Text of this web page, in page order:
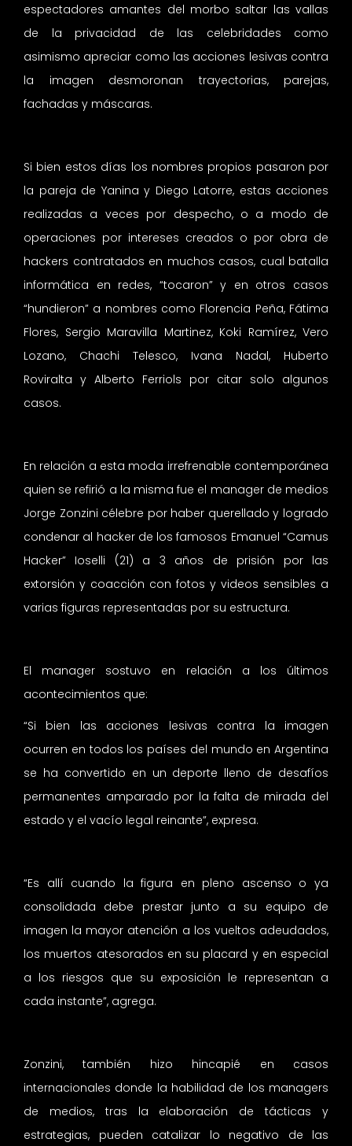
espectadores amantes del morbo saltar las vallas
de la privacidad de las celebridades como
asimismo apreciar como las acciones lesivas contra
la imagen desmoronan trayectorias, parejas,
fachadas y máscaras.
Si bien estos días los nombres propios pasaron por
la pareja de Yanina y Diego Latorre, estas acciones
realizadas a veces por despecho, o a modo de
operaciones por intereses creados o por obra de
hackers contratados en muchos casos, cual batalla
informática en redes, “tocaron” y en otros casos
“hundieron” a nombres como Florencia Peña, Fátima
Flores, Sergio Maravilla Martinez, Koki Ramírez, Vero
Lozano, Chachi Telesco, Ivana Nadal, Huberto
Roviralta y Alberto Ferriols por citar solo algunos
casos.
En relación a esta moda irrefrenable contemporánea
quien se refirió a la misma fue el manager de medios
Jorge Zonzini célebre por haber querellado y logrado
condenar al hacker de los famosos Emanuel “Camus
Hacker” Ioselli (21) a 3 años de prisión por las
extorsión y coacción con fotos y videos sensibles a
varias figuras representadas por su estructura.
El manager sostuvo en relación a los últimos
acontecimientos que:
“Si bien las acciones lesivas contra la imagen
ocurren en todos los países del mundo en Argentina
se ha convertido en un deporte lleno de desafíos
permanentes amparado por la falta de mirada del
estado y el vacío legal reinante”, expresa.
“Es allí cuando la figura en pleno ascenso o ya
consolidada debe prestar junto a su equipo de
imagen la mayor atención a los vueltos adeudados,
los muertos atesorados en su placard y en especial
a los riesgos que su exposición le representan a
cada instante”, agrega.
Zonzini, también hizo hincapié en casos
internacionales donde la habilidad de los managers
de medios, tras la elaboración de tácticas y
estrategias, pueden catalizar lo negativo de las